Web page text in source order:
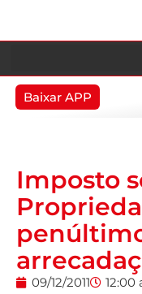
Baixar APP
Imposto
09/12/2011 12:00